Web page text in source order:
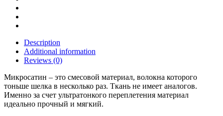
Description
Additional information
Reviews (0)
Микросатин – это смесовой материал, волокна которого
тоньше шелка в несколько раз. Ткань не имеет аналогов.
Именно за счет ультратонкого переплетения материал
идеально прочный и мягкий.